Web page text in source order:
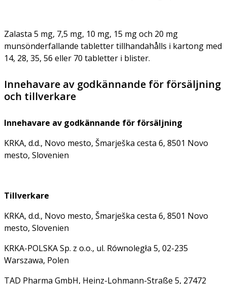
Zalasta 5 mg, 7,5 mg, 10 mg, 15 mg och 20 mg
munsönderfallande tabletter tillhandahålls i kartong med
14, 28, 35, 56 eller 70 tabletter i blister.
Innehavare av godkännande för försäljning
och tillverkare
Innehavare av godkännande för försäljning
KRKA, d.d., Novo mesto, Šmarješka cesta 6, 8501 Novo
mesto, Slovenien
Tillverkare
KRKA, d.d., Novo mesto, Šmarješka cesta 6, 8501 Novo
mesto, Slovenien
KRKA-POLSKA Sp. z o.o., ul. Równoległa 5, 02-235
Warszawa, Polen
TAD Pharma GmbH, Heinz-Lohmann-Straße 5, 27472